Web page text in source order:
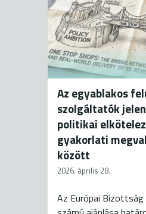
Az egyablakos
szolgáltatók
politikai
gyakorlati
között
2026. április 28.
Az Európai